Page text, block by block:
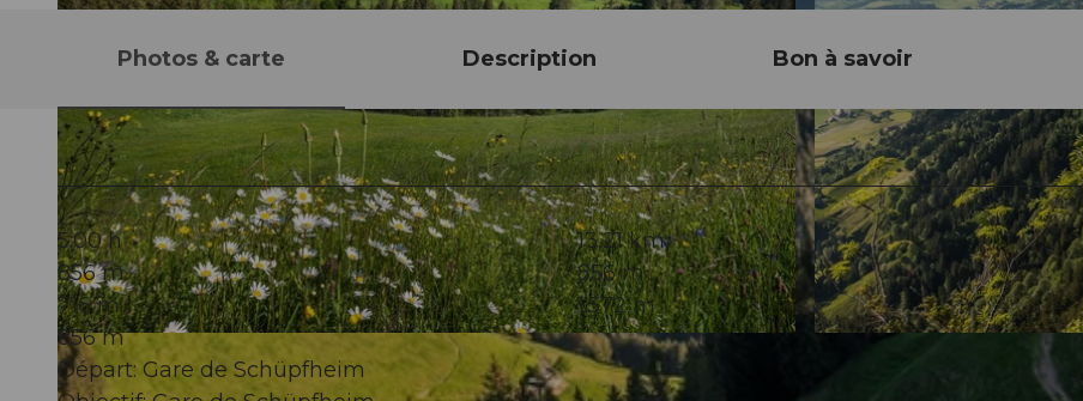
© Martin Mägli, UNESCO Biosphäre Entlebuch
Photos & carte Description Bon à savoir
5:00 h
13,21 km
856 m
856 m
716 m
1.572 m
856 m
Départ: Gare de Schüpfheim